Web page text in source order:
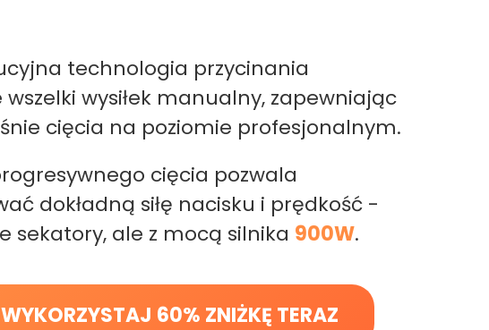
technologia przycinania
wysiłek manualny, zapewniając
cięcia na poziomie profesjonalnym.
cięcia pozwala
dokładną siłę nacisku i prędkość -
sekatory, ale z mocą silnika 900W.
60% ZNIŻKĘ TERAZ